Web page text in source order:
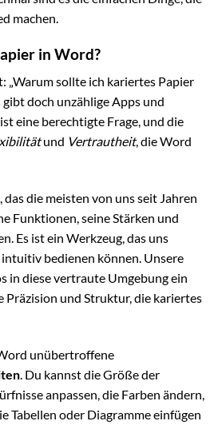
machen.
in Word?
„Warum sollte ich kariertes Papier
doch unzählige Apps und
eine berechtigte Frage, und die
und Vertrautheit, die Word
die meisten von uns seit Jahren
Funktionen, seine Stärken und
Es ist ein Werkzeug, das uns
bedienen können. Unsere
in diese vertraute Umgebung ein
Präzision und Struktur, die kariertes
unübertroffene
. Du kannst die Größe der
anpassen, die Farben ändern,
Tabellen oder Diagramme einfügen